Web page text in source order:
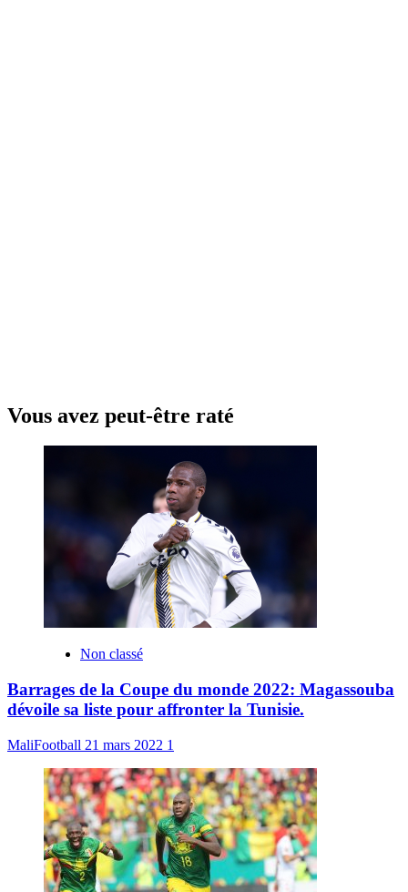
Vous avez peut-être raté
Non classé
Barrages de la Coupe du monde 2022: Magassouba
dévoile sa liste pour affronter la Tunisie.
MaliFootball 21 mars 2022 1